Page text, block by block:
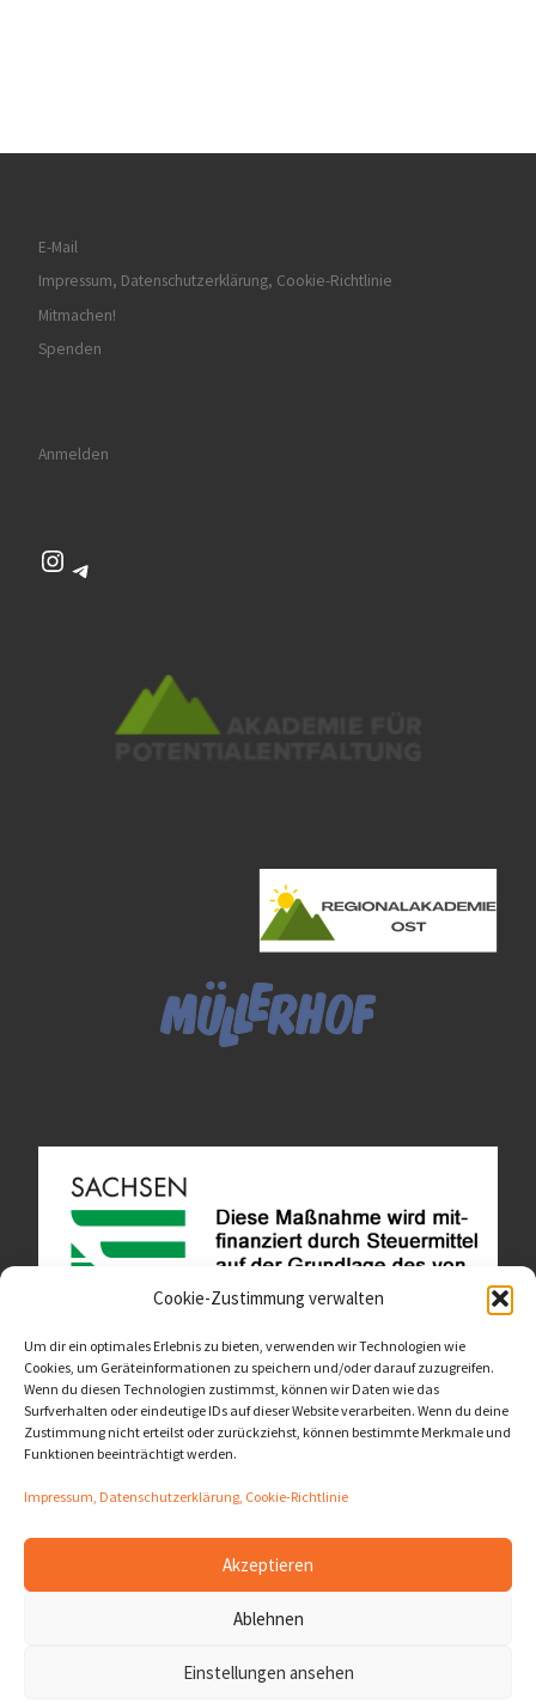
Cookie-Zustimmung verwalten
Um dir ein optimales Erlebnis zu bieten, verwenden wir Technologien wie
Cookies, um Geräteinformationen zu speichern und/oder darauf zuzugreifen.
Wenn du diesen Technologien zustimmst, können wir Daten wie das
Surfverhalten oder eindeutige IDs auf dieser Website verarbeiten. Wenn du deine
Zustimmung nicht erteilst oder zurückziehst, können bestimmte Merkmale und
Funktionen beeinträchtigt werden.
Impressum, Datenschutzerklärung, Cookie-Richtlinie
Akzeptieren
Ablehnen
Einstellungen ansehen
E-Mail
Impressum, Datenschutzerklärung, Cookie-Richtlinie
Mitmachen!
Spenden
Anmelden
Instagram
Telegram
Diese Website ist als Teil des Projektes "Wachsen lassen
- Raum geben" entstanden.>>>
© 2026LernOrtVerbund– Alle Rechte vorbehalten
– Entworfen mit dem